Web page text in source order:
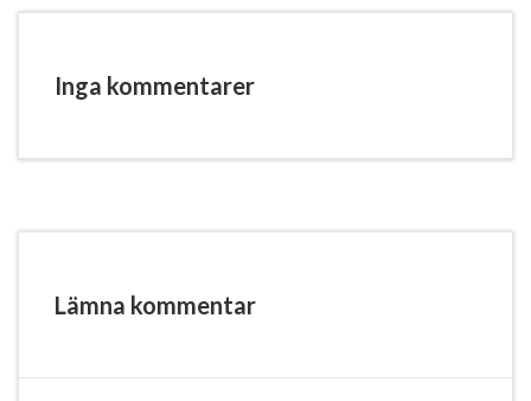
Inga kommentarer
Lämna kommentar